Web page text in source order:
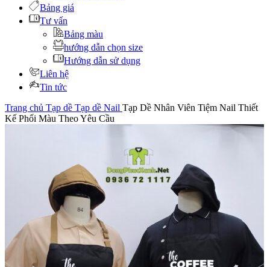
Bảng giá
Tư vấn
Bảng màu
hướng dẫn chọn size
Hướng dẫn sử dụng
Liên hệ
Tin tức
Trang chủ Tạp dề Tạp dề Nail Tạp Dề Nhân Viên Tiệm Nail Thiết
Kế Phối Màu Theo Yêu Cầu